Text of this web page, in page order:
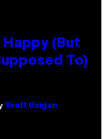
(But
To)
Ysolt Usigan